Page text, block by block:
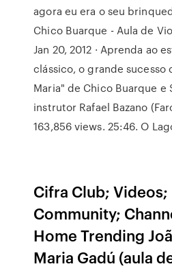
agora eu era o seu
Chico Buarque - Aula de
Jan 20, 2012 · Aprenda ao
clássico, o grande sucesso
Maria" de Chico Buarque e
instrutor Rafael Bazano
163,856 views. 25:46. O
Cifra Club; Videos;
Community;
Home Trending
Maria Gadú (aula